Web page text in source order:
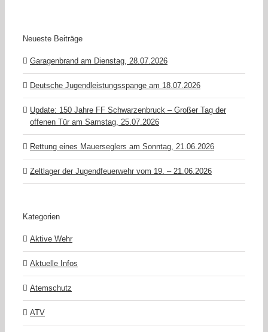
Neueste Beiträge
Garagenbrand am Dienstag, 28.07.2026
Deutsche Jugendleistungsspange am 18.07.2026
Update: 150 Jahre FF Schwarzenbruck – Großer Tag der
offenen Tür am Samstag, 25.07.2026
Rettung eines Mauerseglers am Sonntag, 21.06.2026
Zeltlager der Jugendfeuerwehr vom 19. – 21.06.2026
Kategorien
Aktive Wehr
Aktuelle Infos
Atemschutz
ATV